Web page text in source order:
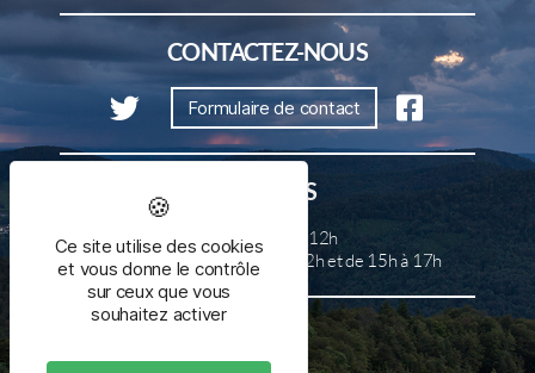
CONTACTEZ-NOUS
Formulaire de contact
HORAIRES
Lundi, mercredi et samedi de 8h à 12h
Mardi, jeudi et vendredi de 8h à 12h et de 15h à 17h
Ce site utilise des cookies
et vous donne le contrôle
sur ceux que vous
souhaitez activer